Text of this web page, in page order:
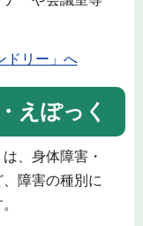
ドリー」へ
えぽっく
、身体障害・
障害の種別に